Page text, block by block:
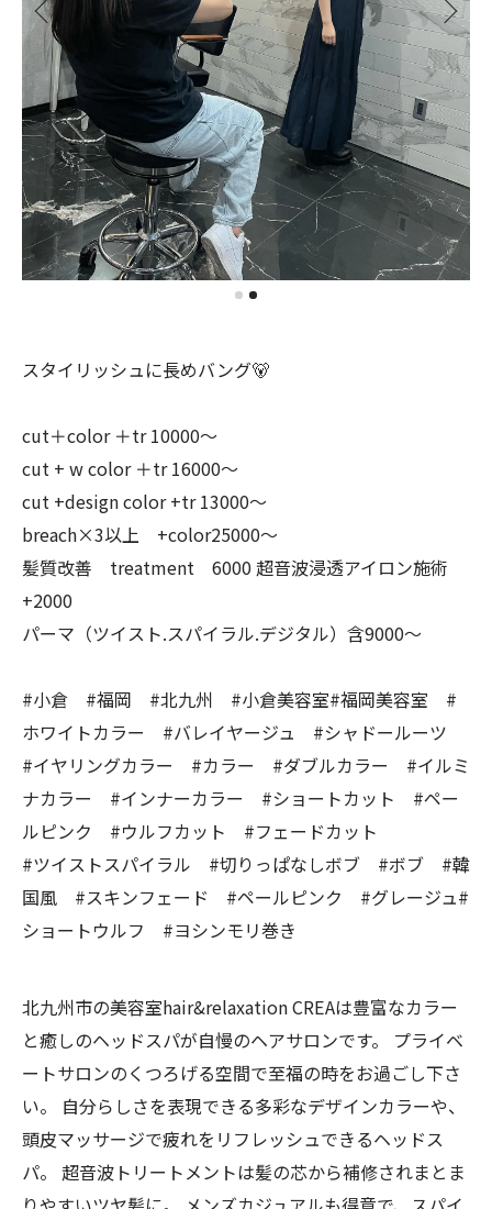
スタイリッシュに長めバング🐻
cut＋color ＋tr 10000〜
cut + w color ＋tr 16000〜
cut +design color +tr 13000〜
breach×3以上 +color25000〜
髪質改善 treatment 6000 超音波浸透アイロン施術
+2000
パーマ（ツイスト.スパイラル.デジタル）含9000〜
#小倉 #福岡 #北九州 #小倉美容室#福岡美容室 #
ホワイトカラー #バレイヤージュ #シャドールーツ
#イヤリングカラー #カラー #ダブルカラー #イルミ
ナカラー #インナーカラー #ショートカット #ペー
ルピンク #ウルフカット #フェードカット
#ツイストスパイラル #切りっぱなしボブ #ボブ #韓
国風 #スキンフェード #ペールピンク #グレージュ#
ショートウルフ #ヨシンモリ巻き
北九州市の美容室hair&relaxation CREAは豊富なカラー
と癒しのヘッドスパが自慢のヘアサロンです。 プライベ
ートサロンのくつろげる空間で至福の時をお過ごし下さ
い。 自分らしさを表現できる多彩なデザインカラーや、
頭皮マッサージで疲れをリフレッシュできるヘッドス
パ。 超音波トリートメントは髪の芯から補修されまとま